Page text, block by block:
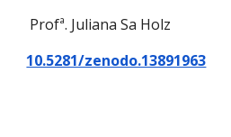
Profª. Juliana Sa Holz
10.5281/zenodo.13891963